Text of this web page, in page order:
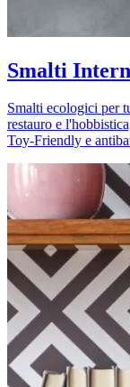
Smalti
Smalti ecologici per
restauro e
Toy-Friendly e